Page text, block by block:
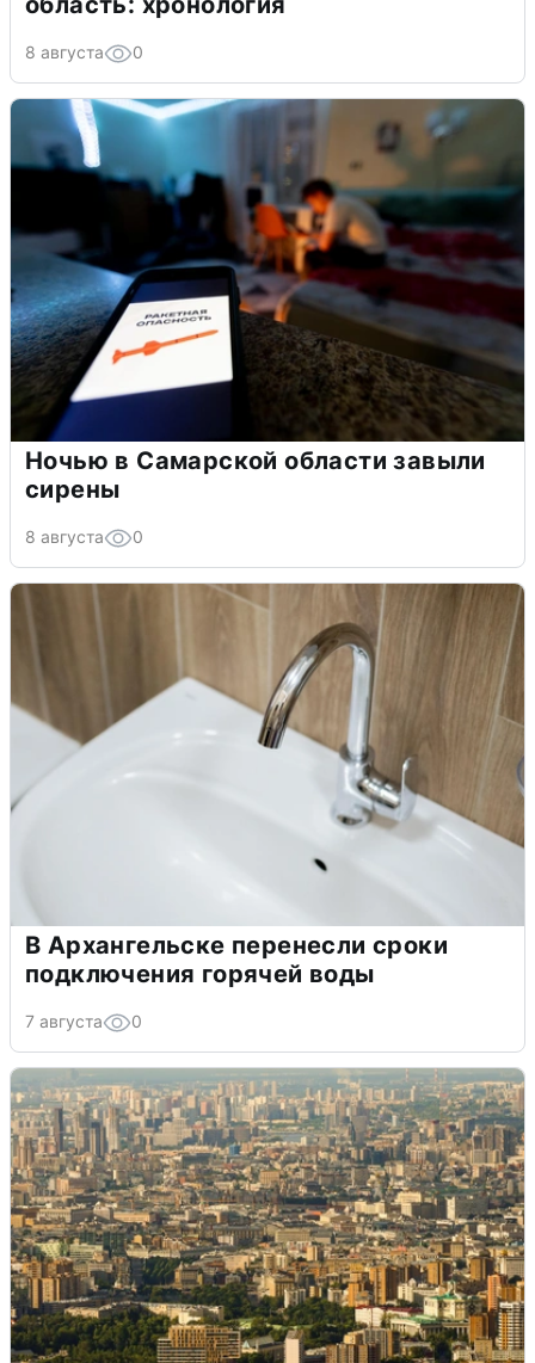
8 августа 0
Ночью в Самарской области завыли
сирены
8 августа 0
В Архангельске перенесли сроки
подключения горячей воды
7 августа 0